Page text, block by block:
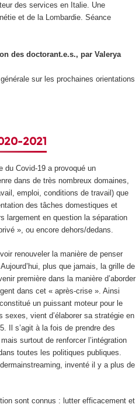
des services en Italie. Une
et de la Lombardie. Séance
des doctorant.e.s., par Valerya
sur les prochaines orientations
2021
du Covid-19 a provoqué un
dans de très nombreux domaines,
emploi, conditions de travail) que
des tâches domestiques et
largement en question la séparation
», ou encore dehors/dedans.
renouveler la manière de penser
plus que jamais, la grille de
première dans la manière d’aborder
dans cet « après-crise ». Ainsi
un puissant moteur pour le
sexes, vient d’élaborer sa stratégie en
Il s’agit à la fois de prendre des
surtout de renforcer l’intégration
toutes les politiques publiques.
inventé il y a plus de
sont connus : lutter efficacement et